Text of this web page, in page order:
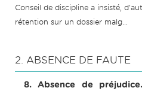
Conseil de discipline a insisté,
rétention sur un dossier malg...
2. ABSENCE DE FAUTE
8. Absence de